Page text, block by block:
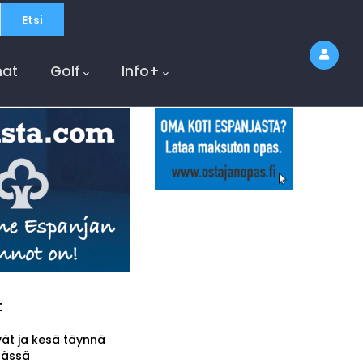
Golf Info+
ja kesä täynnä